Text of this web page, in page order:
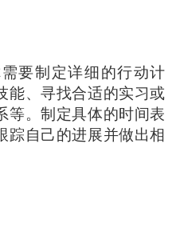
要制定详细的行动计
能、寻找合适的实习或
等。制定具体的时间表
踪自己的进展并做出相